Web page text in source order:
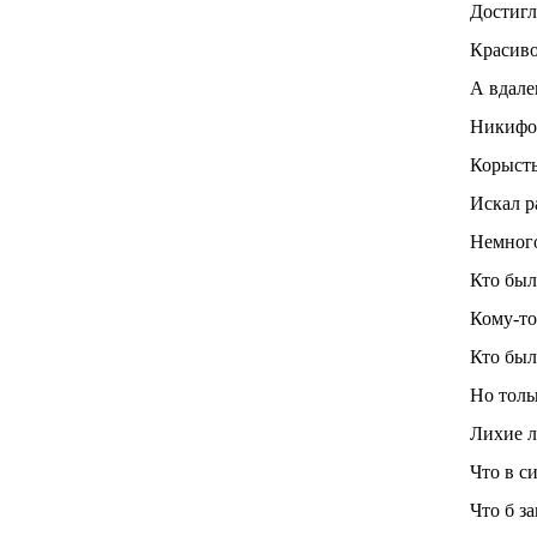
А
Искал
Кто
Кому-
Кто
Но
Лихие
Что в
Что б